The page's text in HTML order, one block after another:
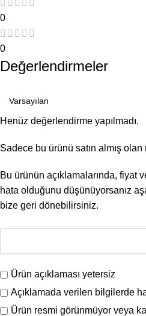
0
0
Değerlendirmeler
Henüz değerlendirme yapılmadı.
Sadece bu ürünü satın almış
Bu ürünün açıklamalarında, fiyat
hata olduğunu düşünüyorsanız
bize geri dönebilirsiniz.
Ürün açıklaması yetersiz
Açıklamada verilen bilgilerde
Ürün resmi görünmüyor veya